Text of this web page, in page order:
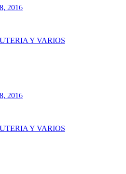
2016
Y VARIOS
2016
Y VARIOS